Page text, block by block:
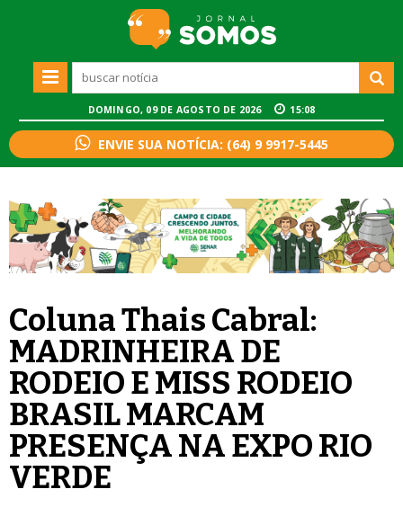
DOMINGO, 09 DE AGOSTO DE 2026 15:08
ENVIE SUA NOTÍCIA: (64) 9 9917-5445
Coluna Thais Cabral:
MADRINHEIRA DE
RODEIO E MISS RODEIO
BRASIL MARCAM
PRESENÇA NA EXPO RIO
VERDE